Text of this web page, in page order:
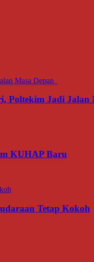
Poltekim Jadi
KUHAP Baru
Tetap Kokoh